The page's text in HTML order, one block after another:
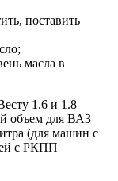
поставить
масла в
1.6 и 1.8
объем для ВАЗ
(для машин с
с РКПП